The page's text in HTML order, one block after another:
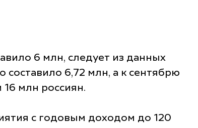
6 млн, следует из данных
6,72 млн, а к сентябрю
16 млн россиян.
с годовым доходом до 120